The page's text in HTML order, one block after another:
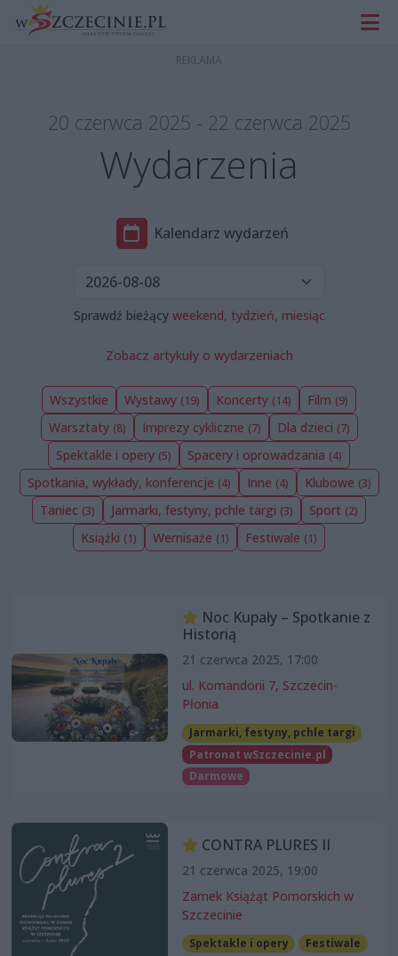
20 czerwca 2025 - 22 czerwca 2025
Wydarzenia
Kalendarz wydarzeń
Sprawdź bieżący weekend, tydzień, miesiąc
Zobacz artykuły o wydarzeniach
Wszystkie Wystawy (19) Koncerty (14) Film (9)
Warsztaty (8) Imprezy cykliczne (7) Dla dzieci (7)
Spektakle i opery (5) Spacery i oprowadzania (4)
Spotkania, wykłady, konferencje (4) Inne (4) Klubowe (3)
Taniec (3) Jarmarki, festyny, pchle targi (3) Sport (2)
Książki (1) Wernisaże (1) Festiwale (1)
Noc Kupały – Spotkanie z
Historią
21 czerwca 2025, 17:00
ul. Komandorii 7, Szczecin-
Płonia
Jarmarki, festyny, pchle targi
Patronat wSzczecinie.pl
Darmowe
CONTRA PLURES II
21 czerwca 2025, 19:00
Zamek Książąt Pomorskich w
Szczecinie
Spektakle i opery
Festiwale